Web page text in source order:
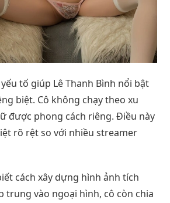
tố giúp Lê Thanh Bình nổi bật
biệt. Cô không chạy theo xu
được phong cách riêng. Điều này
rõ rệt so với nhiều streamer
cách xây dựng hình ảnh tích
trung vào ngoại hình, cô còn chia